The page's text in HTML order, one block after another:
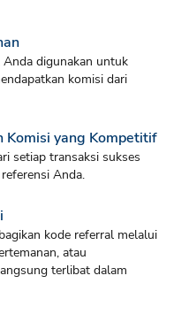
digunakan untuk
komisi dari
Komisi yang Kompetitif
setiap transaksi sukses
Anda.
kode referral melalui
atau
terlibat dalam